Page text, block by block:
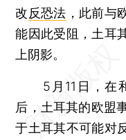
改反恐法 ，此前与
能因此受阻，土耳
上阴影。
5月11日，在和
后，土耳其的欧盟
于土耳其不可能对